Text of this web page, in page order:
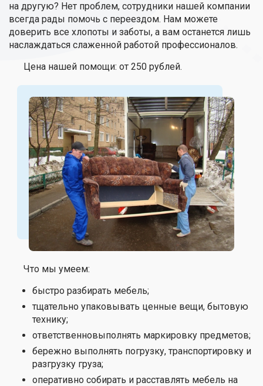
на другую? Нет проблем, сотрудники нашей компании
всегда рады помочь с переездом. Нам можете
доверить все хлопоты и заботы, а вам останется лишь
наслаждаться слаженной работой профессионалов.
Цена нашей помощи: от 250 рублей.
Что мы умеем:
быстро разбирать мебель;
тщательно упаковывать ценные вещи, бытовую
технику;
ответственновыполнять маркировку предметов;
бережно выполнять погрузку, транспортировку и
разгрузку груза;
оперативно собирать и расставлять мебель на